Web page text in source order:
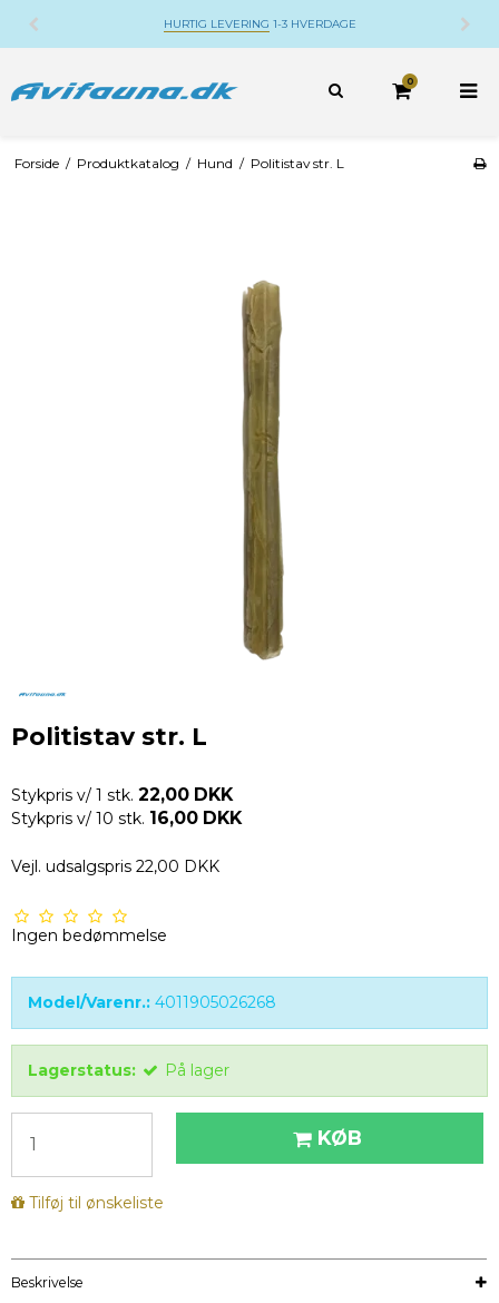
DANSK WEBSHOPBELIGGENDE PÅ
0
Forside / Produktkatalog / Hund / Politistav str. L
Politistav str. L
Stykpris v/ 1 stk. 22,00 DKK
Stykpris v/ 10 stk. 16,00 DKK
Vejl. udsalgspris 22,00 DKK
Ingen bedømmelse
Model/Varenr.: 4011905026268
Lagerstatus: På lager
KØB
Tilføj til ønskeliste
Beskrivelse